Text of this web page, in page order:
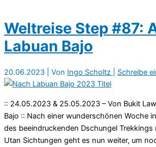
Weltreise Step #87:
Labuan Bajo
20.06.2023 | Von Ingo Scholtz Schreibe
:: 24.05.2023 & 25.05.2023 – Von Bukit
Bajo :: Nach einer wunderschönen Woche
des beeindruckenden Dschungel Trekkings
Utan Sichtungen geht es nun weiter, um